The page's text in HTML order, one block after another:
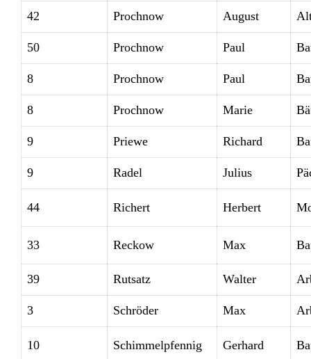
42 Prochnow August
50 Prochnow Paul
8 Prochnow Paul
8 Prochnow Marie
9 Priewe Richard
9 Radel Julius
44 Richert Herbert
33 Reckow Max
39 Rutsatz Walter
3 Schröder Max
10 Schimmelpfennig Gerhard